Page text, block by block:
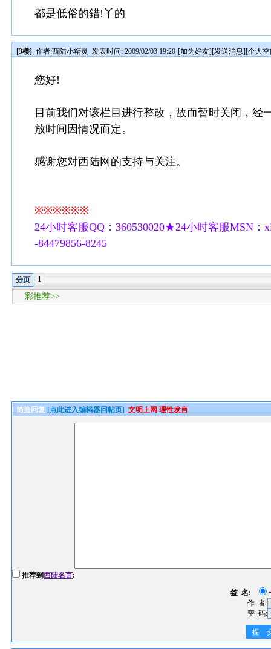
都是低俗的錯!丫的
[3楼] 作者:西陆小精灵 发表时间: 2009/02/03 19:20 [加为好友][发送消息][个人
您好!
目前我们对该栏目进行整改，故而暂时关闭，
放时间因情况而定。
感谢您对西陆网的支持与关注。
※※※※※※
24小时客服QQ：360530020★24小时客服MSN
-84479856-8245
分页 1
彩推荐>>
简捷回复 [点此进入编辑器回帖页] 文明上网 理性发言
推荐到西陆名言:
签 名:
作 者:
密 码:
提